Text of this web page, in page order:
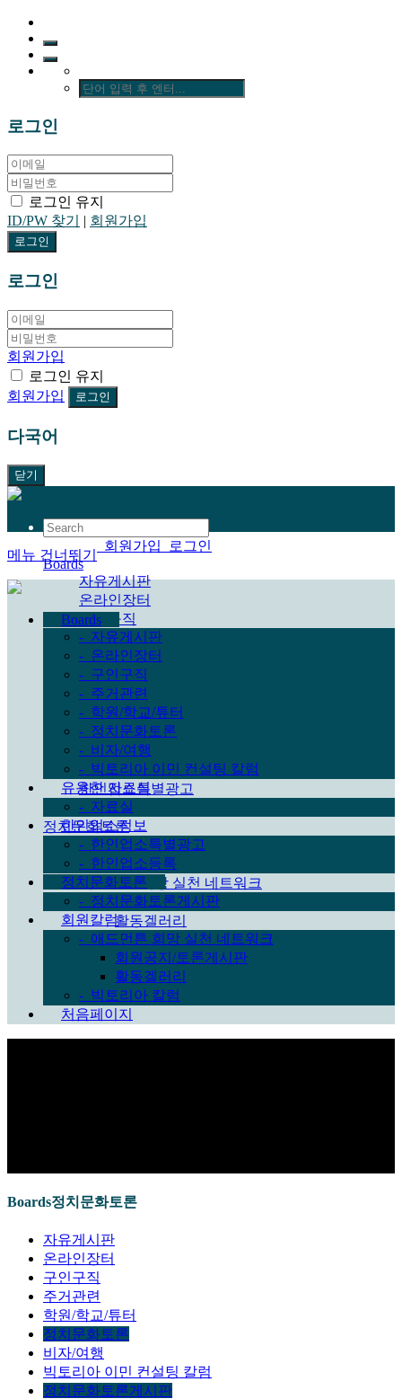
로그인
로그인 유지
ID/PW 찾기
| 회원가입
로그인
회원가입
로그인 유지
회원가입
다국어
닫기
한국어 회원가입
로그인
Boards
자유게시판
온라인장터
구인구직
주거관련
학원/학교/튜터
정치문화토론
비자/여행
빅토리아 이민 컨설팅 칼럼
유용한 자료실
자료실
한인업소정보
한인업소특별광고
한인업소등록
정치문화토론
정치문화토론게시판
회원칼럼
애드먼튼 희망 실천 네트워크
회원공지/토론게시판
활동겔러리
빅토리아 칼럼
처음페이지
메뉴 건너뛰기
Boards
- 자유게시판
- 온라인장터
- 구인구직
- 주거관련
- 학원/학교/튜터
- 정치문화토론
- 비자/여행
- 빅토리아 이민 컨설팅 칼럼
유용한 자료실
- 자료실
한인업소정보
- 한인업소특별광고
- 한인업소등록
정치문화토론
- 정치문화토론게시판
회원칼럼
- 애드먼튼 희망 실천 네트워크
회원공지/토론게시판
활동겔러리
- 빅토리아 칼럼
처음페이지
Boards정치문화토론
자유게시판
온라인장터
구인구직
주거관련
학원/학교/튜터
정치문화토론
비자/여행
빅토리아 이민 컨설팅 칼럼
정치문화토론게시판